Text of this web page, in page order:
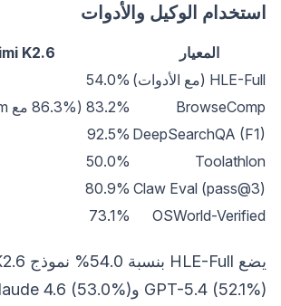
استخدام الوكيل والأدوات
المعيار
K2.6
HLE-Full (مع الأدوات)
54.0%
BrowseComp
83.2% (86.3% مع Agent Swarm)
DeepSearchQA (F1)
92.5%
Toolathlon
50.0%
Claw Eval (pass@3)
80.9%
OSWorld-Verified
73.1%